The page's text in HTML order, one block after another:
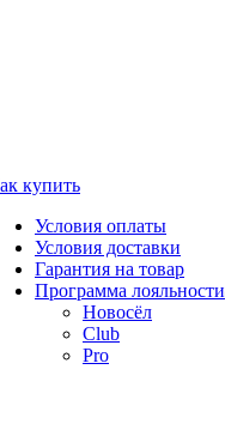
купить
Условия оплаты
Условия доставки
Гарантия на товар
Программа лояльности
Новосёл
Club
Pro